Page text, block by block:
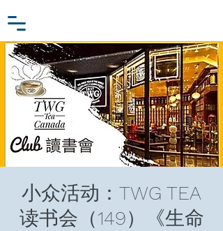
小众活动：TWG TEA
读书会（149）《生命